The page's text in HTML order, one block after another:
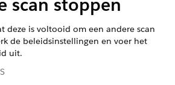
scan stoppen
deze is voltooid om een andere scan
de beleidsinstellingen en voer het
uit.